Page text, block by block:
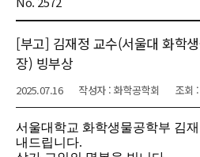
[부고] 김재정 교수(서울대 화학
장) 빙부상
2025.07.16 작성자 : 화학공학회 조회